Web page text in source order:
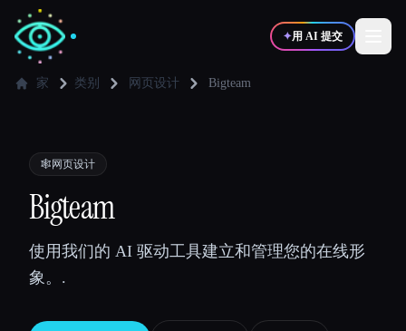
✦用 AI 提交
💻 开发者
🎓学生 🎬创作者
家 类别 网页设计 Bigteam
🕸 网页设计
Bigteam
使用我们的 AI 驱动工具建立和管理您的在线形
象。.